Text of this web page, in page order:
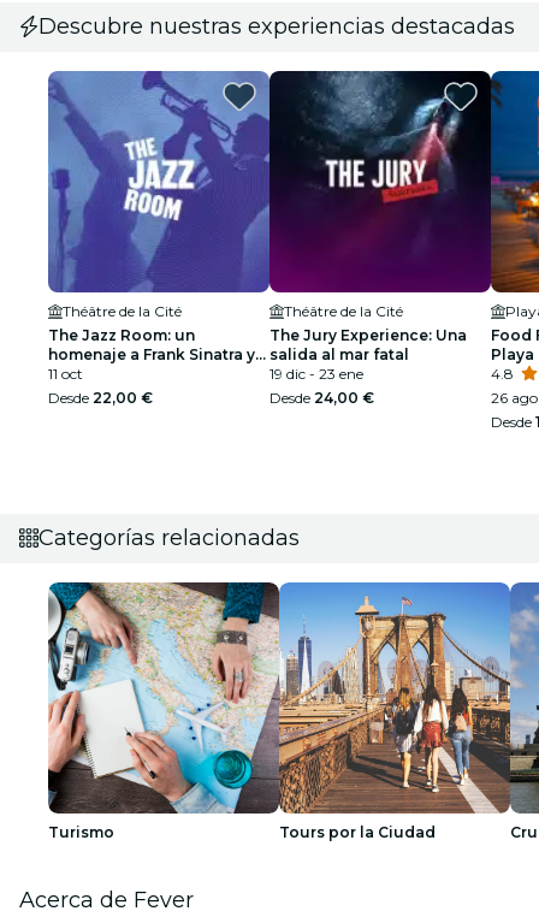
Descubre nuestras experiencias destacadas
Théâtre de la Cité
The Jazz Room: un
homenaje a Frank Sinatra y
Louis Armstrong
11 oct
Desde 22,00 €
Théâtre de la Cité
The Jury Experience: Una
salida al mar fatal
19 dic - 23 ene
Desde 24,00 €
Food
Playa
4.8
26 ago
Desde
Categorías relacionadas
Turismo Tours por la Ciudad
Acerca de Fever